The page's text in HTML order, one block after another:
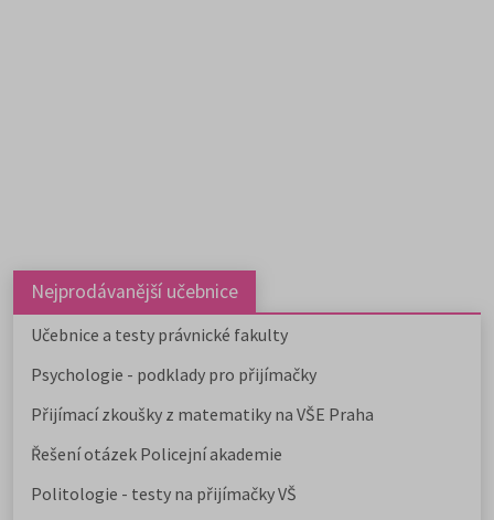
Nejprodávanější učebnice
Učebnice a testy právnické fakulty
Psychologie - podklady pro přijímačky
Přijímací zkoušky z matematiky na VŠE Praha
Řešení otázek Policejní akademie
Politologie - testy na přijímačky VŠ